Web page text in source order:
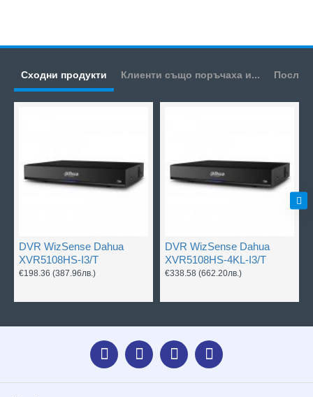
Сходни продукти Клиенти също поръчаха и...
DVR WizSense Dahua
XVR5108HS-I3/T
€198.36 (387.96лв.)
DVR WizSense Dahua
XVR5108HS-4KL-I3/T
€338.58 (662.20лв.)